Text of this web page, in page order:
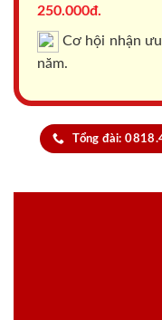
250.000đ.
Cơ hội nhận
năm.
Tổng đài: